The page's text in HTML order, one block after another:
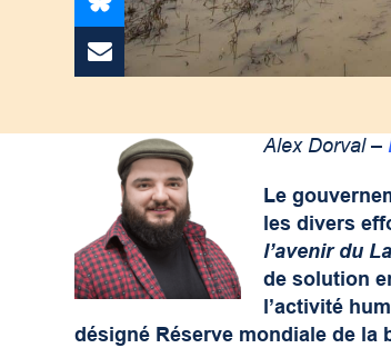
Alex Dorval –
Le
les divers
l’avenir du
de solution
l’activité
désigné Réserve mondiale de la